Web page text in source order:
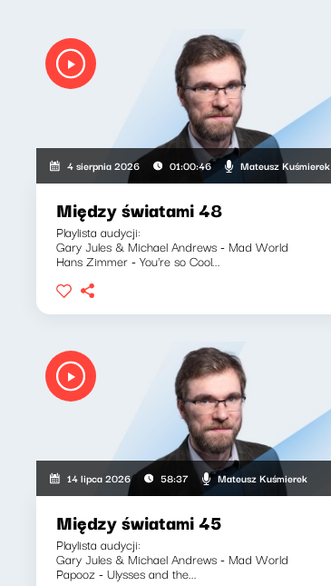
4 sierpnia 2026 01:00:46 Mateusz Kuśmierek
Między światami 48
Playlista audycji:
Gary Jules & Michael Andrews - Mad World
Hans Zimmer - You're so Cool...
14 lipca 2026 58:37 Mateusz Kuśmierek
Między światami 45
Playlista audycji:
Gary Jules & Michael Andrews - Mad World
Papooz - Ulysses and the...